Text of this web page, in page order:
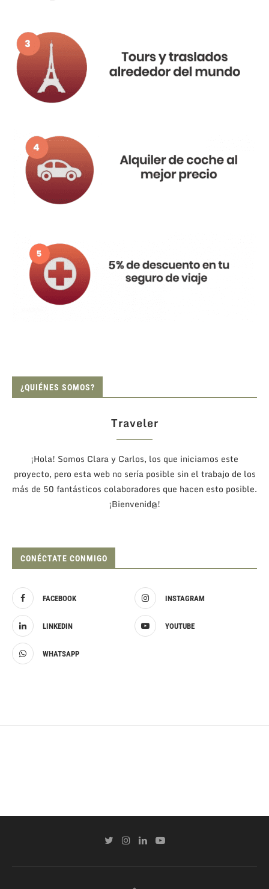
¿QUIÉNES SOMOS?
Traveler
¡Hola! Somos Clara y Carlos, los que iniciamos este
proyecto, pero esta web no sería posible sin el trabajo de los
más de 50 fantásticos colaboradores que hacen esto posible.
¡Bienvenid@!
CONÉCTATE CONMIGO
FACEBOOK INSTAGRAM
LINKEDIN YOUTUBE
WHATSAPP